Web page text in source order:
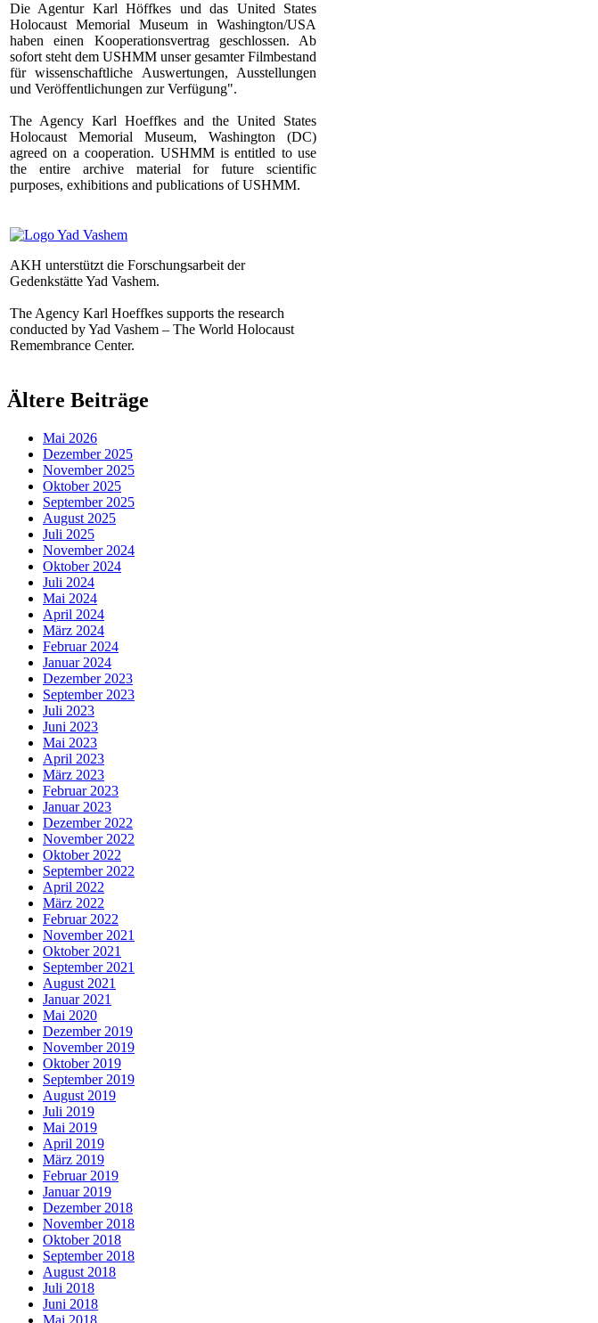
Die Agentur Karl Höffkes und das United States
Holocaust Memorial Museum in Washington/USA
haben einen Kooperationsvertrag geschlossen. Ab
sofort steht dem USHMM unser gesamter Filmbestand
für wissenschaftliche Auswertungen, Ausstellungen
und Veröffentlichungen zur Verfügung".
The Agency Karl Hoeffkes and the United States
Holocaust Memorial Museum, Washington (DC)
agreed on a cooperation. USHMM is entitled to use
the entire archive material for future scientific
purposes, exhibitions and publications of USHMM.
AKH unterstützt die Forschungsarbeit der
Gedenkstätte Yad Vashem.
The Agency Karl Hoeffkes supports the research
conducted by Yad Vashem – The World Holocaust
Remembrance Center.
Ältere Beiträge
Mai 2026
Dezember 2025
November 2025
Oktober 2025
September 2025
August 2025
Juli 2025
November 2024
Oktober 2024
Juli 2024
Mai 2024
April 2024
März 2024
Februar 2024
Januar 2024
Dezember 2023
September 2023
Juli 2023
Juni 2023
Mai 2023
April 2023
März 2023
Februar 2023
Januar 2023
Dezember 2022
November 2022
Oktober 2022
September 2022
April 2022
März 2022
Februar 2022
November 2021
Oktober 2021
September 2021
August 2021
Januar 2021
Mai 2020
Dezember 2019
November 2019
Oktober 2019
September 2019
August 2019
Juli 2019
Mai 2019
April 2019
März 2019
Februar 2019
Januar 2019
Dezember 2018
November 2018
Oktober 2018
September 2018
August 2018
Juli 2018
Juni 2018
Mai 2018